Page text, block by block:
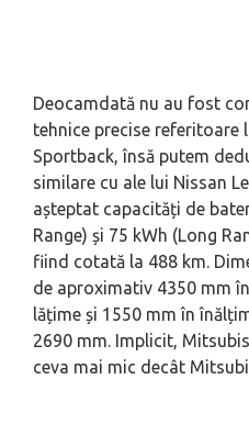
Deocamdată nu au fost
tehnice precise referitoare
Sportback, însă putem
similare cu ale lui Nissan
așteptat capacități de
Range) și 75 kWh (Long
fiind cotată la 488 km.
de aproximativ 4350 mm
lățime și 1550 mm în
2690 mm. Implicit,
ceva mai mic decât